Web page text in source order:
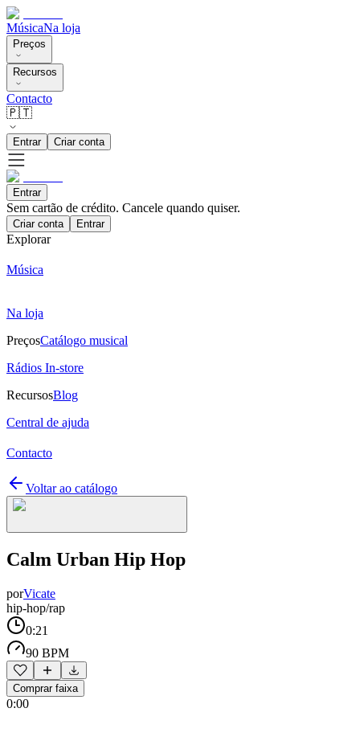
MúsicaNa loja
Preços
Recursos
Contacto
🇵🇹
Entrar Criar conta
Entrar
Sem cartão de crédito. Cancele quando quiser.
Criar conta Entrar
Explorar
Música
Na loja
PreçosCatálogo musical
Rádios In-store
RecursosBlog
Central de ajuda
Contacto
Voltar ao catálogo
Calm Urban Hip Hop
porVicate
hip-hop/rap
0:21
90 BPM
Comprar faixa
0:00